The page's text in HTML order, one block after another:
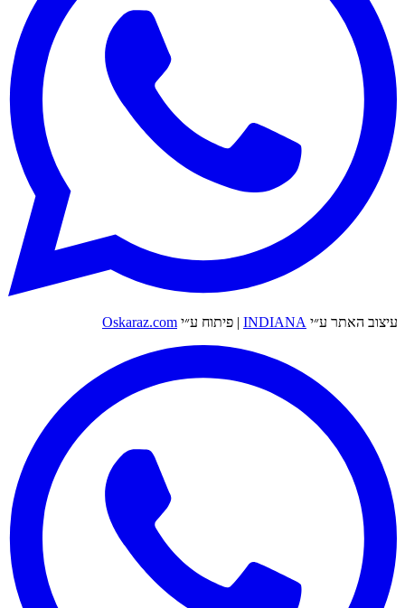
עיצוב האתר ע״י INDIANA
| פיתוח ע״י Oskaraz.com